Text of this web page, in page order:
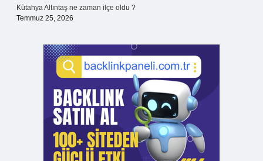
Kütahya Altıntaş ne zaman ilçe oldu ?
Temmuz 25, 2026